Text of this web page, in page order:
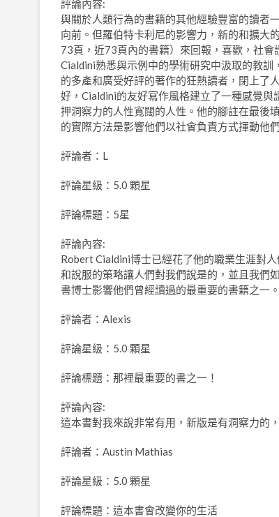
評論內容:
與關於人類行為的書籍的其他經驗豐富的讀者
向前。但羅伯特卡利尼的影響力，新的和擴大
73頁，近73頁內的書籍）來回報，喜歡，社
Cialdini熟悉與示例中的學術研究中汲取的教
的多產和廣受好評的著作的狂熱讀者，閉上了
好，Cialdini的友好寫作風格建立了一種感覺
押洞察力的人性寬闊的人性。他的腳註在最後
的實際方法是影響他們以社會負責方式揮動他
評論者：L
評論星級：5.0 顆星
評論標題：5星
評論內容:
Robert Cialdini博士已經花了他的職業生涯對
和說服的策略讓人們對我們說是的，並且我們
書博士影響他們曾經讀過的最重要的書籍之一。
評論者：Alexis
評論星級：5.0 顆星
評論標題：那裡最重要的書之一！
評論內容:
這本書對我來說非常有用，新版是有洞察力的
評論者：Austin Mathias
評論星級：5.0 顆星
評論標題：這本書會改變你的生活